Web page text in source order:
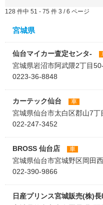
128 件中 51 - 75 件 3 / 6 ページ
宮城県
仙台マイカー査定センタ-
宮城県岩沼市阿武隈2丁目
0223-36-8848
カーテック仙台 車
宮城県仙台市太白区郡山7丁
022-247-3452
BROSS 仙台店 車
宮城県仙台市宮城野区岡田
022-390-9866
日産プリンス宮城販売(株)